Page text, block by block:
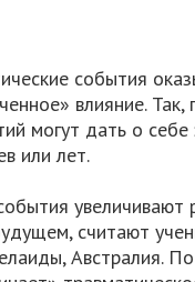
события
влияние. Так,
могут дать о себе
или лет.
увеличивают
считают
Австралия.